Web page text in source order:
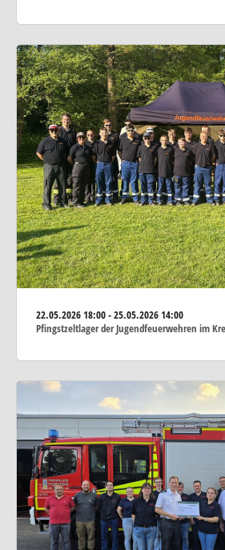
22.05.202618:00 - 25.05.2026 14:00
Pfingstzeltlager der Jugendfeuerwehren im